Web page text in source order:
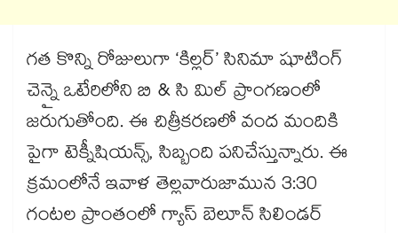
గత కొన్ని రోజులుగా ‘కిల్లర్’ సినిమా షూటింగ్
చెన్నై ఒటేరిలోని బి & సి మిల్ ప్రాంగణంలో
జరుగుతోంది. ఈ చిత్రీకరణలో వంద మందికి
పైగా టెక్నీషియన్స్, సిబ్బంది పనిచేస్తున్నారు. ఈ
క్రమంలోనే ఇవాళ తెల్లవారుజామున 3:30
గంటల ప్రాంతంలో గ్యాస్ బెలూన్ సిలిండర్